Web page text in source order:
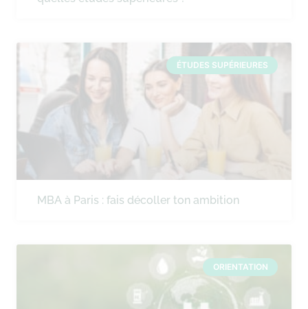
ÉTUDES SUPÉRIEURES
MBA à Paris : fais décoller ton ambition
ORIENTATION